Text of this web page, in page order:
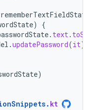
rememberTextFieldState
)
{
. text.
.updatePassword(it)
)
. kt